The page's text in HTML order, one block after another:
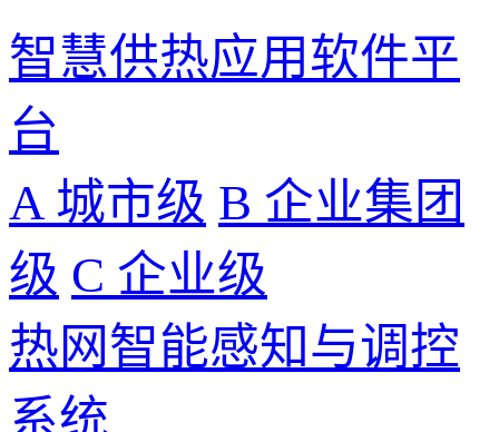
智慧供热应用软件平
台
A 城市级 B 企业集团
级 C 企业级
热网智能感知与调控
系统